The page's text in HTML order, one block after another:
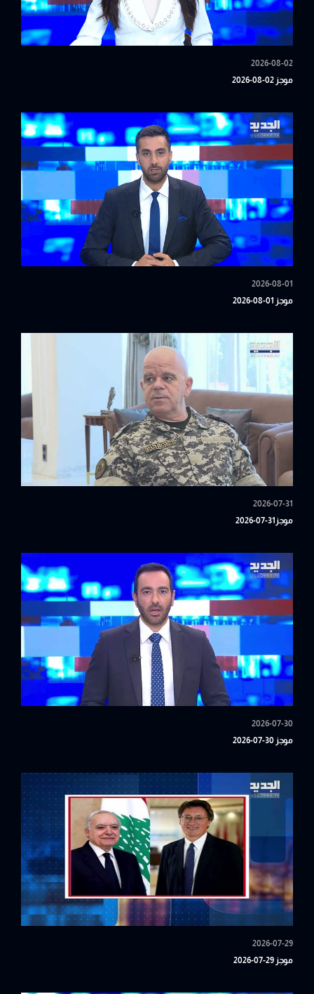
2026-08-02
موجز 02-08-2026
2026-08-01
موجز 01-08-2026
2026-07-31
موجز31-07-2026
2026-07-30
موجز 30-07-2026
2026-07-29
موجز 29-07-2026